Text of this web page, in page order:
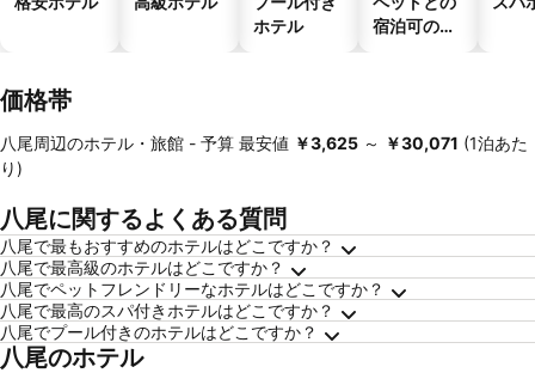
ホテル
宿泊可のホ
価格帯
八尾周辺のホテル・旅館 - 予算 最安値 ‎￥3,625 ～ ‎￥30,071 (1泊あた
り)
八尾に関するよくある質問
八尾で最もおすすめのホテルはどこですか？
八尾で最高級のホテルはどこですか？
八尾でペットフレンドリーなホテルはどこですか？
八尾で最高のスパ付きホテルはどこですか？
八尾でプール付きのホテルはどこですか？
八尾のホテル